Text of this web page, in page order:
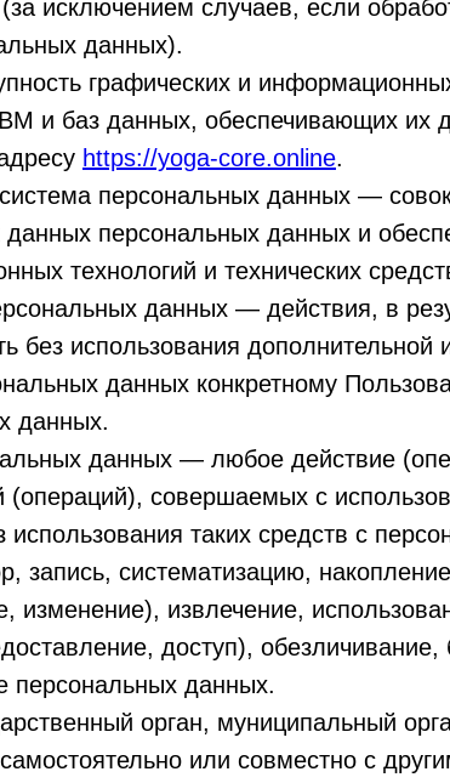
исключением случаев, если
данных).
графических и
и баз данных, обеспечивающих их
https://yoga-core.online.
персональных данных —
персональных данных и
технологий и технических
данных — действия, в
без использования дополнительной
данных конкретному
данных.
данных — любое действие
(операций), совершаемых с
использования таких средств с
запись, систематизацию,
изменение), извлечение,
доступ), обезличивание,
персональных данных.
орган, муниципальный
или совместно с